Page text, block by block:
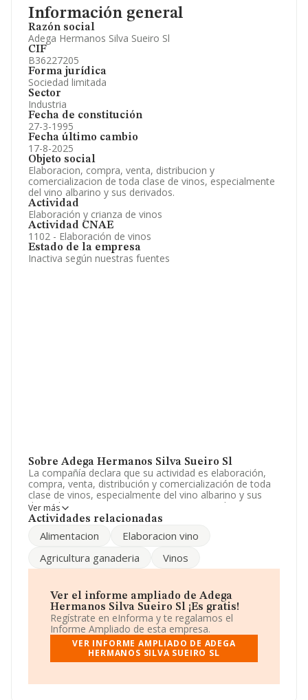
Información general
Razón social
Adega Hermanos Silva Sueiro Sl
CIF
B36227205
Forma jurídica
Sociedad limitada
Sector
Industria
Fecha de constitución
27-3-1995
Fecha último cambio
17-8-2025
Objeto social
Elaboracion, compra, venta, distribucion y
comercializacion de toda clase de vinos, especialmente
del vino albarino y sus derivados.
Actividad
Elaboración y crianza de vinos
Actividad CNAE
1102 - Elaboración de vinos
Estado de la empresa
Inactiva según nuestras fuentes
Sobre Adega Hermanos Silva Sueiro Sl
La compañía declara que su actividad es elaboración,
compra, venta, distribución y comercialización de toda
clase de vinos, especialmente del vino albarino y sus
derivados. La empresa aparece inscrita en el Registro
Mercantil como Sociedad Limitada. Su CNAE
La empresa no tiene actividad en mercados exteriores.
La compañíaAdega Hermanos Silva Sueiro S.L
número de identificación fiscal B36227205, tiene
municipio de As Covas, en Pontevedra, Galicia.
En relación con el sector y disponiendo de los datos de
hasta 5.558 empresas, a nivel nacional la facturación
asciende a 8.129 millones de euros y se calcula un
promedio de facturación de 1 millón de euros entre
todas las compañías. En relación con la información de
INFORMA aparecen 223 empresas, cuyas ventas han
Ver más
Actividades relacionadas
Alimentacion
Elaboracion vino
Agricultura ganaderia
Vinos
Ver el informe ampliado de Adega
Hermanos Silva Sueiro Sl ¡Es gratis!
Regístrate en eInforma y te regalamos el
Informe Ampliado de esta empresa.
VER INFORME AMPLIADO DE ADEGA
HERMANOS SILVA SUEIRO SL
Información oficial y registral complementaria.